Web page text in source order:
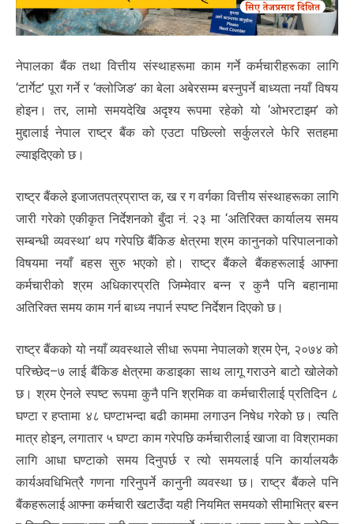
नेपालका बैंक तथा वित्तीय संस्थाहरूमा काम गर्ने कर्मचारीहरूका लागि
‘टार्गेट’ पूरा गर्ने र ‘क्लोजिङ’ का बेला अबेरसम्म बस्नुपर्ने बाध्यता नयाँ विषय
होइन। तर, लामो समयदेखि अदृश्य रूपमा रहेको यो ‘ओभरटाइम’ को
मुद्दालाई नेपाल राष्ट्र बैंक को एउटा पछिल्लो सर्कुलरले फेरि सतहमा
ल्याइदिएको छ।
राष्ट्र बैंकले इजाजतपत्रप्राप्त क, ख र ग वर्गका वित्तीय संस्थाहरूका लागि
जारी गरेको एकीकृत निर्देशनको बुँदा नं. २३ मा ‘अतिरिक्त कार्यालय समय
सम्बन्धी व्यवस्था’ थप गरेपछि बैंकिङ क्षेत्रमा श्रम कानुनको परिपालनाको
विषयमा नयाँ बहस सुरु भएको हो। राष्ट्र बैंकले बैंकहरूलाई आफ्ना
कर्मचारीको श्रम अधिकारप्रति जिम्मेवार बन्न र कुनै पनि बहानामा
अतिरिक्त समय काम गर्न बाध्य नपार्न स्पष्ट निर्देशन दिएको छ।
राष्ट्र बैंकको यो नयाँ व्यवस्थाले सीधा रूपमा नेपालको श्रम ऐन, २०७४ को
परिच्छेद–७ लाई बैंकिङ क्षेत्रमा कडाइका साथ लागू गराउने बाटो खोलेको
छ। श्रम ऐनले स्पष्ट रूपमा कुनै पनि श्रमिक वा कर्मचारीलाई प्रतिदिन ८
घण्टा र हप्तामा ४८ घण्टाभन्दा बढी काममा लगाउन निषेध गरेको छ। त्यति
मात्र होइन, लगातार ५ घण्टा काम गरेपछि कर्मचारीलाई खाजा वा विश्रामका
लागि आधा घण्टाको समय दिनुपर्छ र त्यो समयलाई पनि कार्यालयकै
कार्यअवधिभित्रै गणना गरिनुपर्ने कानुनी व्यवस्था छ। राष्ट्र बैंकले पनि
बैंकहरूलाई आफ्ना कर्मचारी खटाउँदा यही नियमित समयको सीमाभित्र बस्न